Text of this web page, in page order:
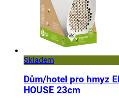
Skladem
Dům/hotel pro hmyz
HOUSE 23cm